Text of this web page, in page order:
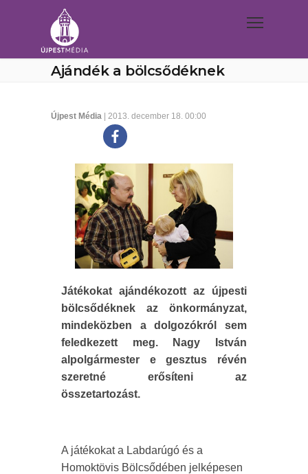
Ajándék a bölcsődéknek
Újpest Média | 2013. december 18. 00:00
Játékokat ajándékozott az újpesti
bölcsődéknek az önkormányzat,
mindeközben a dolgozókról sem
feledkezett meg. Nagy István
alpolgármester e gesztus révén
szeretné erősíteni az
összetartozást.
A játékokat a Labdarúgó és a
Homoktövis Bölcsődében jelképesen